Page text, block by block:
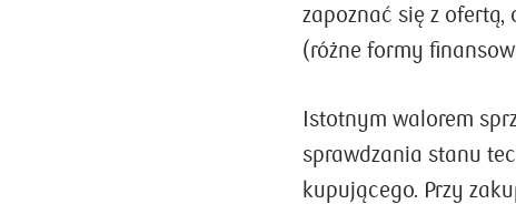
zapoznać się z
(różne formy
Istotnym walorem
sprawdzania stanu
kupującego. Przy